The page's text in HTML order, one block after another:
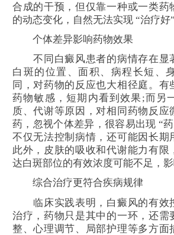
合成的干预，但仅靠一种或一类药
的动态变化，自然无法实现 “治疗好”
个体差异影响药物效果
不同白癜风患者的病情存在显
白斑的位置、面积、病程长短、
同，对药物的反应也大相径庭。有
药物敏感，短期内看到效果;而另
质、代谢等原因，对相同药物反应
药，忽视个体差异，很容易出现 “
不仅无法控制病情，还可能因长期
此外，皮肤的吸收和代谢能力有限
达白斑部位的有效浓度可能不足，影
综合治疗更符合疾病规律​
临床实践表明，白癜风的有效
治疗，药物只是其中的一环，还需
整、心理调节、局部护理等多方面